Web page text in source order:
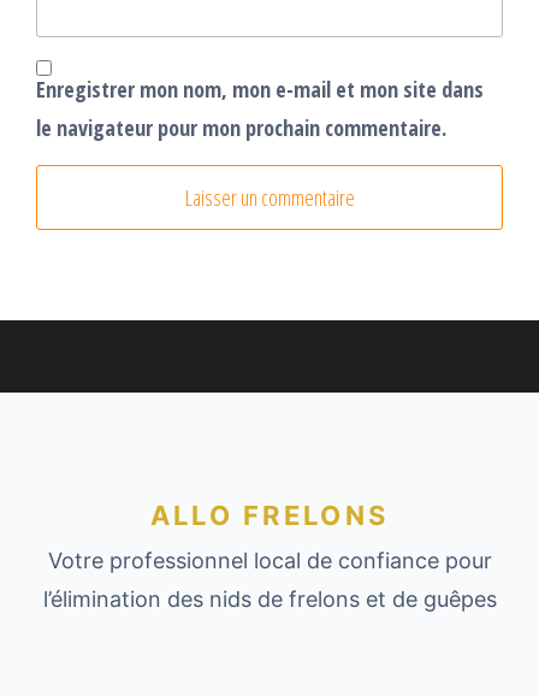
Enregistrer mon nom, mon e-mail et mon site dans
le navigateur pour mon prochain commentaire.
ALLO FRELONS
Votre professionnel local de confiance pour
l’élimination des nids de frelons et de guêpes